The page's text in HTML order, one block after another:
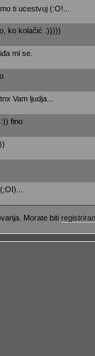
ti ucestvuj (:O!...
ko kolačić :)))))
mi se.
tnx Vam ljudja...
fino
(;OI)...
Morate biti